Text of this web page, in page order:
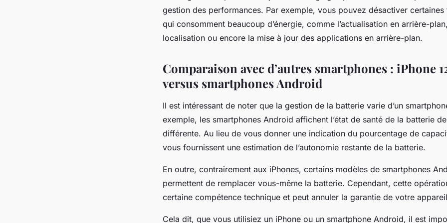
gestion des performances. Par exemple, vous pouvez désactiver
qui consomment beaucoup d’énergie, comme l’actualisation en arrière-
localisation ou encore la mise à jour des applications en arrière-plan.
Comparaison avec d’autres smartphones : iPhone
versus smartphones Android
Il est intéressant de noter que la gestion de la batterie varie d’un
exemple, les smartphones Android affichent l’état de santé de la batterie
différente. Au lieu de vous donner une indication du pourcentage de
vous fournissent une estimation de l’autonomie restante de la batterie.
En outre, contrairement aux iPhones, certains modèles de smartphones
permettent de remplacer vous-même la batterie. Cependant, cette
certaine compétence technique et peut annuler la garantie de votre
Cela dit, que vous utilisiez un iPhone ou un smartphone Android, il est